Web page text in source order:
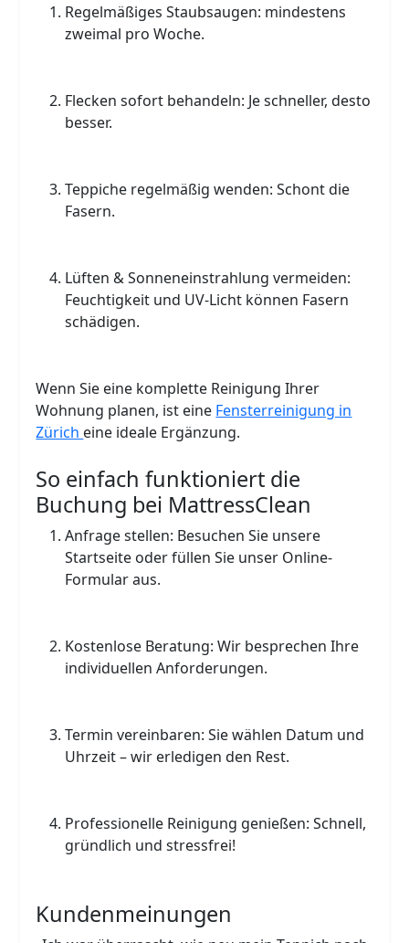
Regelmäßiges Staubsaugen: mindestens
zweimal pro Woche.
Flecken sofort behandeln: Je schneller, desto
besser.
Teppiche regelmäßig wenden: Schont die
Fasern.
Lüften & Sonneneinstrahlung vermeiden:
Feuchtigkeit und UV-Licht können Fasern
schädigen.
Wenn Sie eine komplette Reinigung Ihrer
Wohnung planen, ist eine Fensterreinigung in
Zürich eine ideale Ergänzung.
So einfach funktioniert die
Buchung bei MattressClean
Anfrage stellen: Besuchen Sie unsere
Startseite oder füllen Sie unser Online-
Formular aus.
Kostenlose Beratung: Wir besprechen Ihre
individuellen Anforderungen.
Termin vereinbaren: Sie wählen Datum und
Uhrzeit – wir erledigen den Rest.
Professionelle Reinigung genießen: Schnell,
gründlich und stressfrei!
Kundenmeinungen